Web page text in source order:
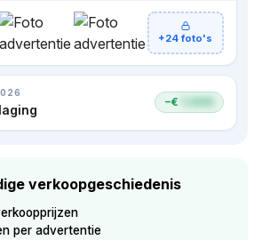
+24 foto's
−€
verkoopgeschiedenis
per advertentie